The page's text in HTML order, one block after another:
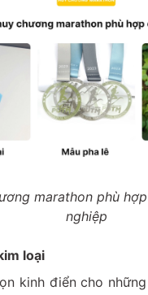
marathon phù
nghiệp
loại
kinh điển cho